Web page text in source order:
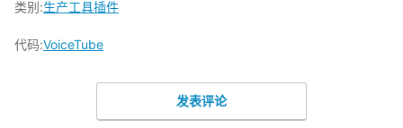
类别:生产工具插件
代码:VoiceTube
发表评论